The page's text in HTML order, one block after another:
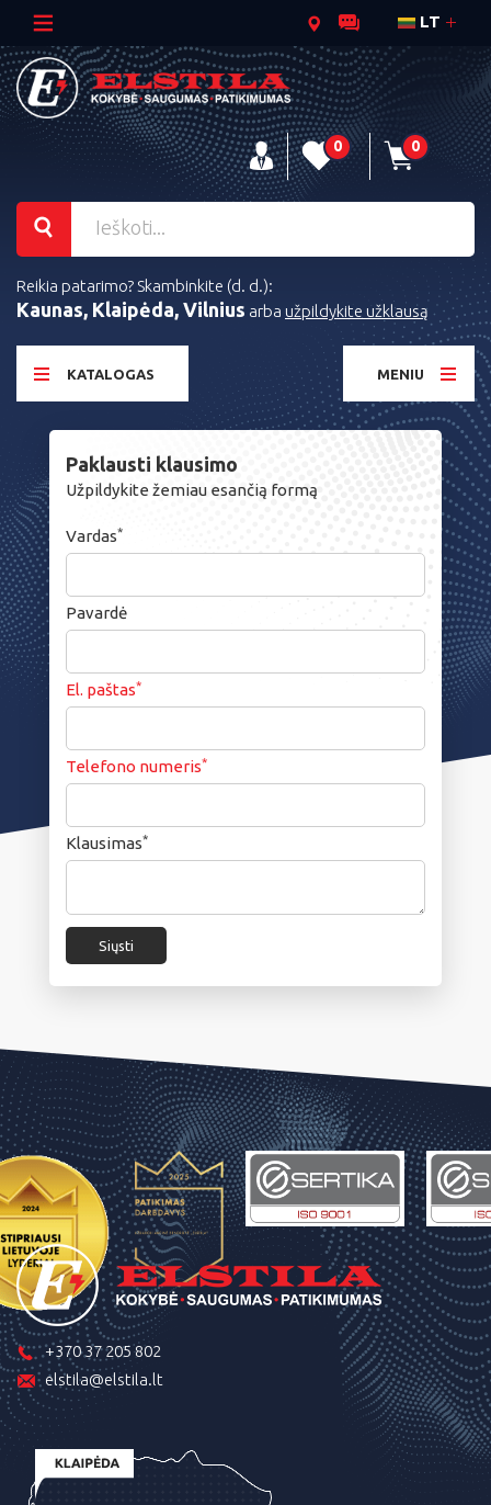
LT
0 0
Reikia patarimo? Skambinkite (d. d.):
Kaunas, Klaipėda, Vilnius arba užpildykite užklausą
KATALOGAS MENIU
Paklausti klausimo
Užpildykite žemiau esančią formą
Vardas*
Pavardė
El. paštas*
Telefono numeris*
Klausimas*
Siųsti
+370 37 205 802
elstila@elstila.lt